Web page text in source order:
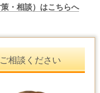
・相談）はこちらへ
相談ください